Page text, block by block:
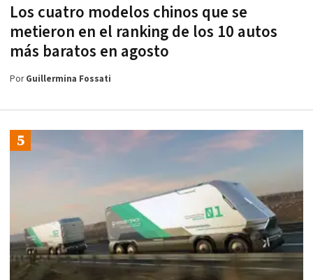
Los cuatro modelos chinos que se
metieron en el ranking de los 10 autos
más baratos en agosto
PorGuillermina Fossati